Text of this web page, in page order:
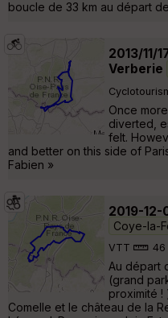
boucle de 33 km au départ
2013/11/
Verberie
Once
diverted,
felt.
and better on this side of
Fabien »
2019-
Coye-la-
VTT
Au départ
(grand
proximité !
Comelle et le château de la